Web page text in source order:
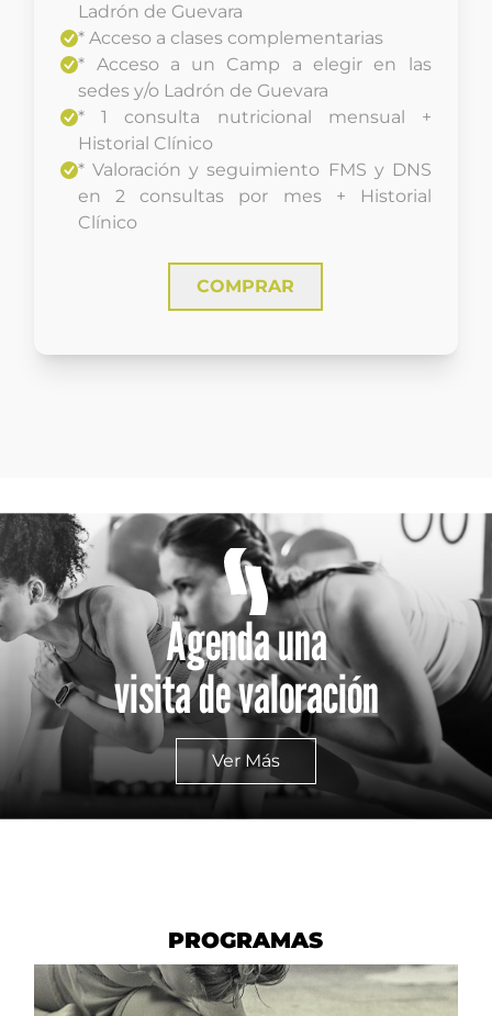
Ladrón de Guevara
* Acceso a clases complementarias
* Acceso a un Camp a elegir en las
sedes y/o Ladrón de Guevara
* 1 consulta nutricional mensual +
Historial Clínico
* Valoración y seguimiento FMS y DNS
en 2 consultas por mes + Historial
Clínico
COMPRAR
Agenda una
visita de valoración
Ver Más
PROGRAMAS